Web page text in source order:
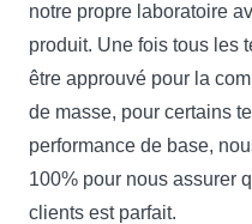
notre propre laboratoire
produit. Une fois tous les
être approuvé pour la
de masse, pour certains
performance de base,
100% pour nous assurer
clients est parfait.